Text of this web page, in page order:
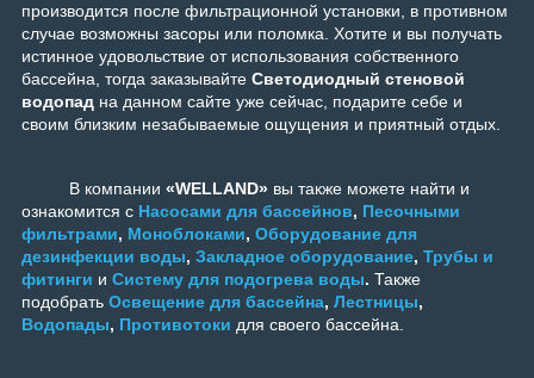
производится после фильтрационной установки, в противном
случае возможны засоры или поломка. Хотите и вы получать
истинное удовольствие от использования собственного
бассейна, тогда заказывайте Светодиодный стеновой
водопад на данном сайте уже сейчас, подарите себе и
своим близким незабываемые ощущения и приятный отдых.
В компании «WELLAND» вы также можете найти и
ознакомится с Насосами для бассейнов, Песочными
фильтрами, Моноблоками, Оборудование для
дезинфекции воды, Закладное оборудование, Трубы и
фитинги и Систему для подогрева воды. Также
подобрать Освещение для бассейна, Лестницы,
Водопады, Противотоки для своего бассейна.